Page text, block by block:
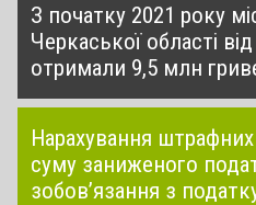
З початку 2021 року
Черкаської області
отримали 9,5 млн
Нарахування штрафних
суму заниженого
зобов’язання з